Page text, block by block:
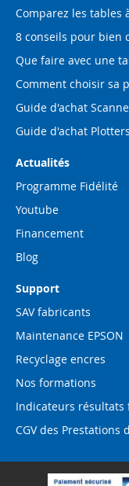
Comparez les tables
8 conseils pour bien
Que faire avec une
Comment choisir sa
Guide d'achat
Guide d'achat
Actualités
Programme Fidélité
Youtube
Financement
Blog
Support
SAV fabricants
Maintenance EPSON
Recyclage encres
Nos formations
Indicateurs résultats
CGV des Prestations